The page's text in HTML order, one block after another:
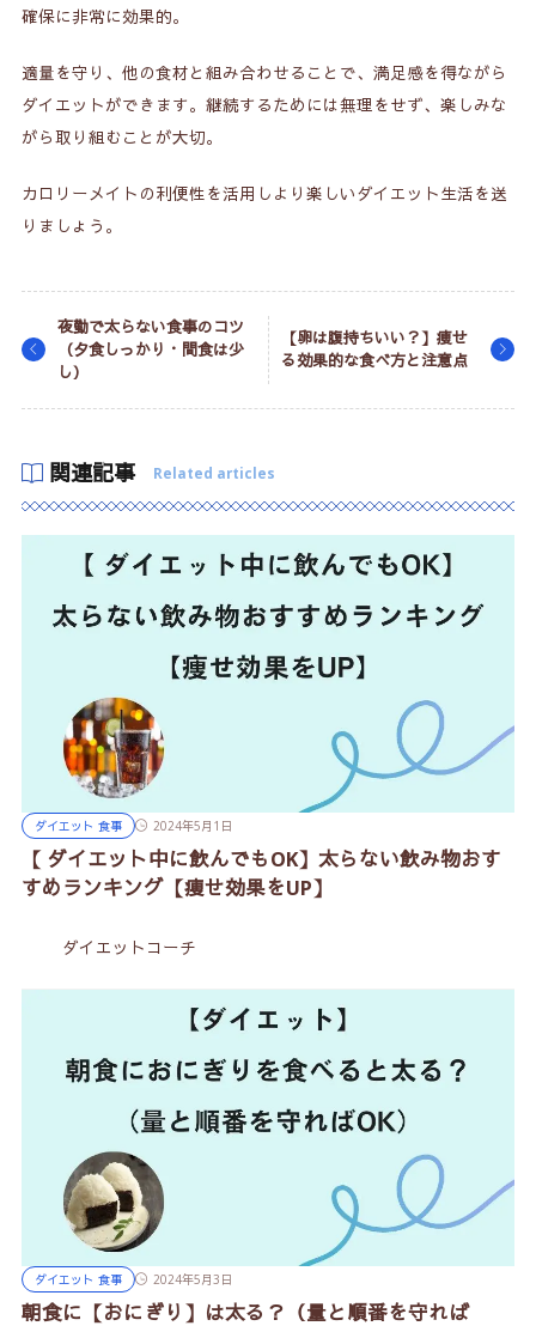
確保に非常に効果的。
適量を守り、他の食材と組み合わせることで、満足感を得ながら
ダイエットができます。継続するためには無理をせず、楽しみな
がら取り組むことが大切。
カロリーメイトの利便性を活用しより楽しいダイエット生活を送
りましょう。
夜勤で太らない食事のコツ
（夕食しっかり・間食は少
し）
【卵は腹持ちいい？】痩せ
る効果的な食べ方と注意点
関連記事 Related articles
ダイエット 食事 2024年5月1日
【 ダイエット中に飲んでもOK】太らない飲み物おす
すめランキング【痩せ効果をUP】
ダイエットコーチ
ダイエット 食事 2024年5月3日
朝食に【おにぎり】は太る？（量と順番を守れば